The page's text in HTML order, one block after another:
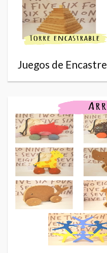
Juegos de Encastre